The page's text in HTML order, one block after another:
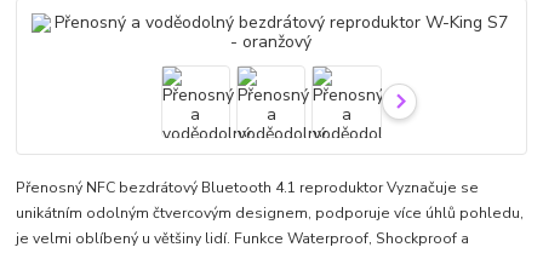
Přenosný NFC bezdrátový Bluetooth 4.1 reproduktor Vyznačuje se
unikátním odolným čtvercovým designem, podporuje více úhlů pohledu,
je velmi oblíbený u většiny lidí. Funkce Waterproof, Shockproof a